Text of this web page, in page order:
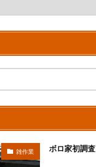
雑作業 ボロ家初調査